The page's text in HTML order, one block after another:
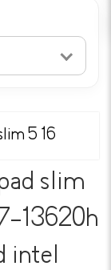
slim
13620h
intel